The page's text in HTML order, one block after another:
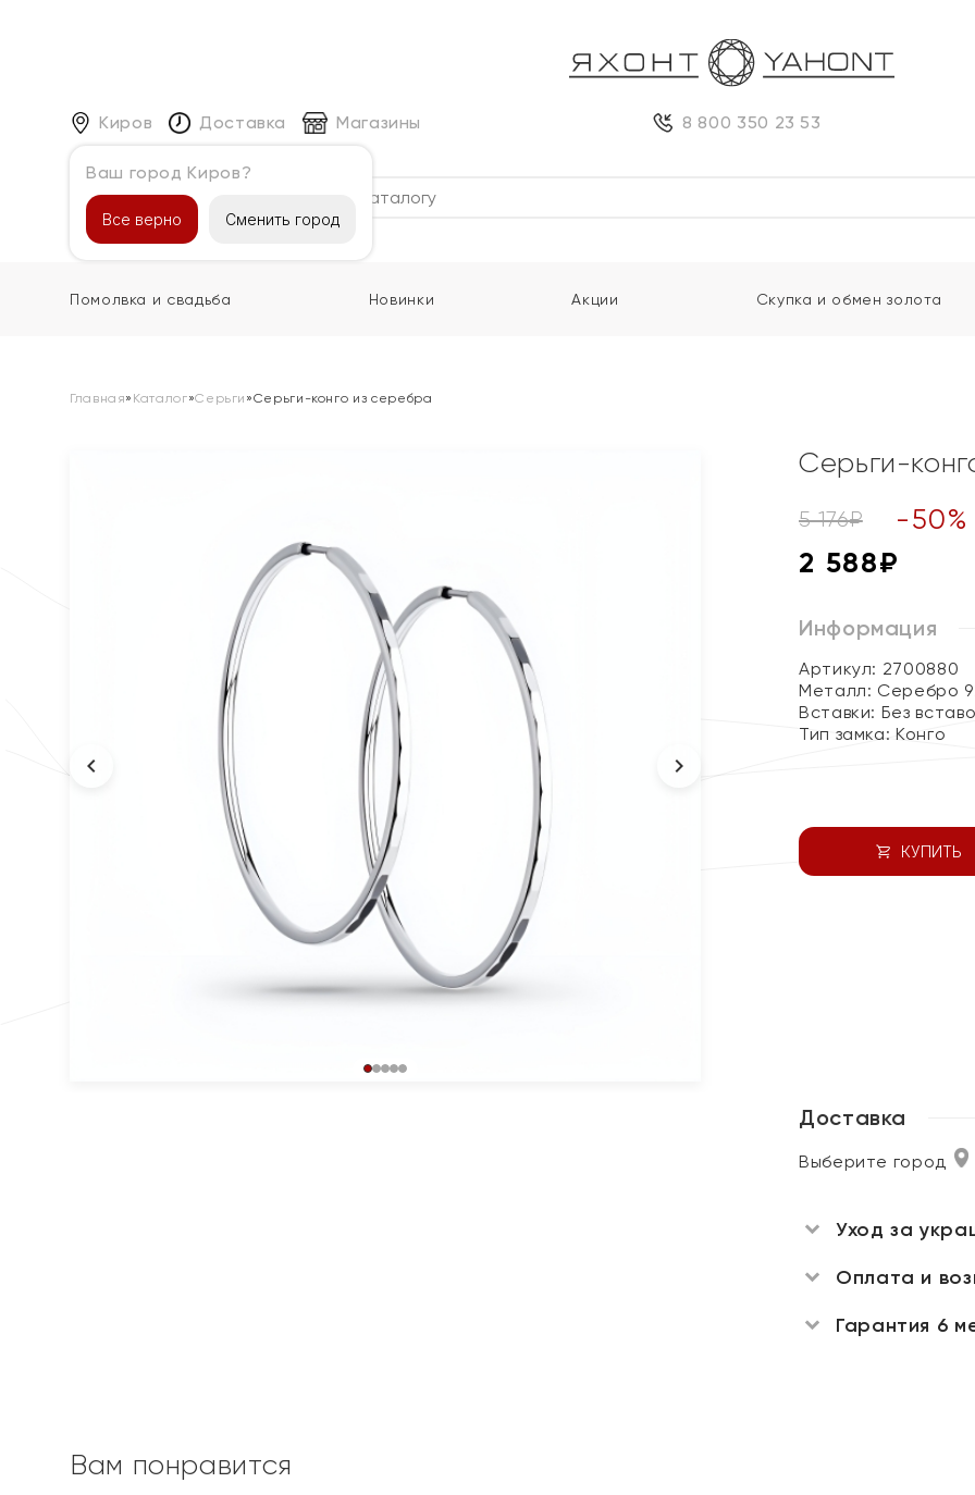
Киров
Ваш город Киров?
Все верно Сменить город
Доставка Магазины 8 800 350 23 53
Каталог
Помолвка и свадьба Новинки Акции Скупка и обмен золота
Главная» Каталог»Серьги »Серьги-конго из серебра
Серьги-
5 176₽ -50%
2 588₽
Информация
Артикул: 2700880
Металл: Серебро
Вставки: Без
Тип замка:Конго
КУПИТЬ
Доставка
Выберите город
Уход за
Оплата и
Гарантия 6
Вам понравится